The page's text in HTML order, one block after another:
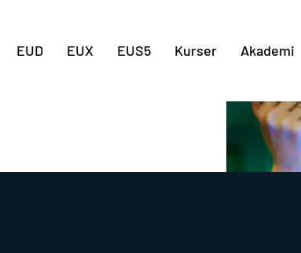
EUD EUX EUS5 Kurser Akademi